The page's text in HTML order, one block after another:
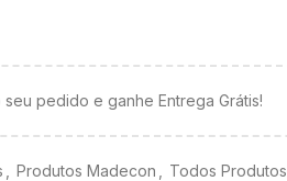
seu pedido e ganhe Entrega Grátis!
Produtos Madecon
Todos Produtos